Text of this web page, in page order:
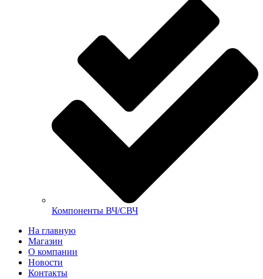
Компоненты ВЧ/СВЧ
На главную
Магазин
О компании
Новости
Контакты